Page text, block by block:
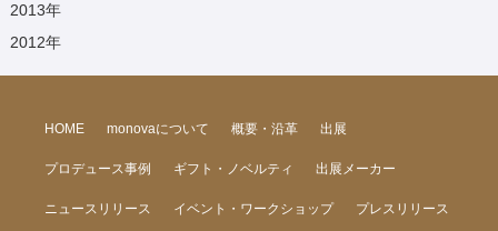
2013年
2012年
HOME monovaについて 概要・沿革 出展
プロデュース事例 ギフト・ノベルティ 出展メーカー
ニュースリリース イベント・ワークショップ プレスリリース